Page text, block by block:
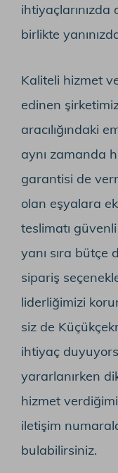
birlikte
Kaliteli hizmet
edinen
aracılığındaki
aynı zamanda
garantisi de
olan eşyalara
teslimatı
yanı sıra bütçe
sipariş
liderliğimizi
siz de
ihtiyaç
yararlanırken
hizmet
iletişim
bulabilirsiniz.